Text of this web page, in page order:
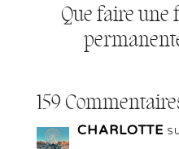
Que faire une
159
CHARLOTTE